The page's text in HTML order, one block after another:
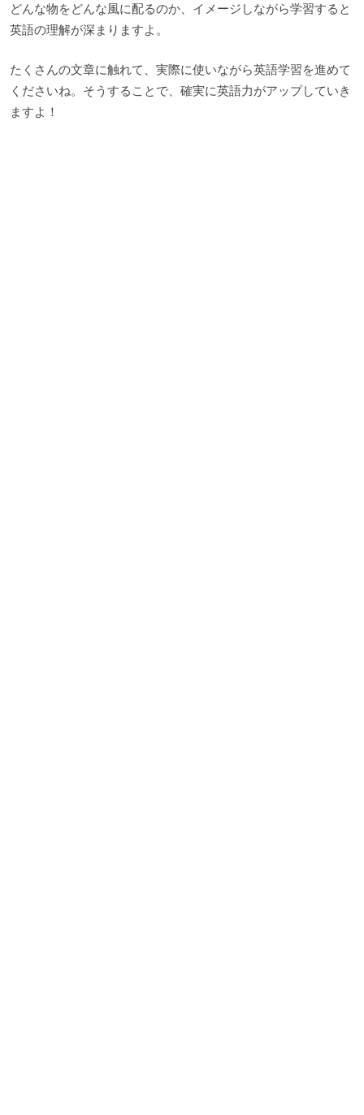
どんな物をどんな風に配るのか、イメージしながら学習すると
英語の理解が深まりますよ。
たくさんの文章に触れて、実際に使いながら英語学習を進めて
くださいね。そうすることで、確実に英語力がアップしていき
ますよ！